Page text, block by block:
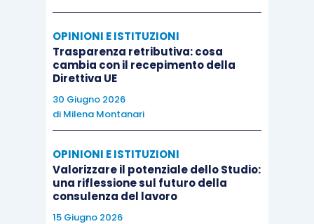
OPINIONI E ISTITUZIONI
Trasparenza retributiva: cosa
cambia con il recepimento della
Direttiva UE
30 Giugno 2026
di Milena Montanari
OPINIONI E ISTITUZIONI
Valorizzare il potenziale dello Studio:
una riflessione sul futuro della
consulenza del lavoro
15 Giugno 2026